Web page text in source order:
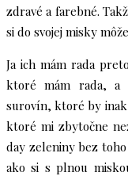
zdravé a farebné.
si do svojej misky
Ja ich mám rada
ktoré mám rada, a
surovín, ktoré by inak
ktoré mi zbytočne
day zeleniny bez
ako si s plnou